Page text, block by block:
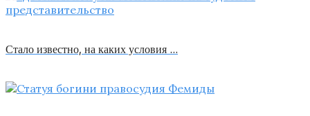
Стало известно, на каких условия …